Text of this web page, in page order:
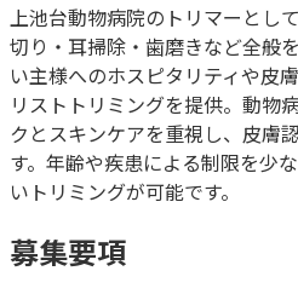
上池台動物病院のトリマーとし
切り・耳掃除・歯磨きなど全般
い主様へのホスピタリティや皮
リストトリミングを提供。動物
クとスキンケアを重視し、皮膚
す。年齢や疾患による制限を少
いトリミングが可能です。
募集要項